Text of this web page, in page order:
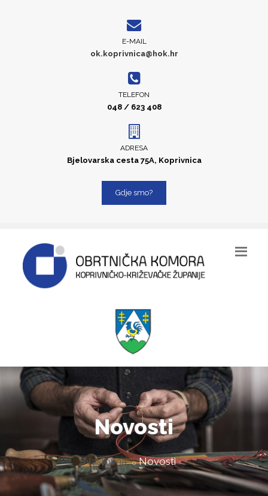
E-MAIL
ok.koprivnica@hok.hr
TELEFON
048 / 623 408
ADRESA
Bjelovarska cesta 75A, Koprivnica
Gdje smo?
Novosti
Naslovna Novosti